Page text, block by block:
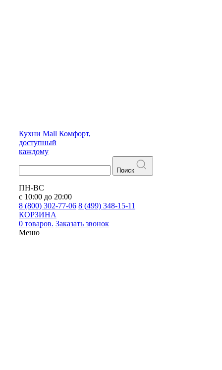
Кухни Mall Комфорт,
доступный
каждому
Поиск
ПН-ВС
с 10:00 до 20:00
8 (800) 302-77-06 8 (499) 348-15-11
КОРЗИНА
0 товаров. Заказать звонок
Меню